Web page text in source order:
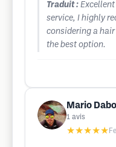
Traduit :
service, I highly
considering a
the best option.
Mario
1 avis
★★★★★